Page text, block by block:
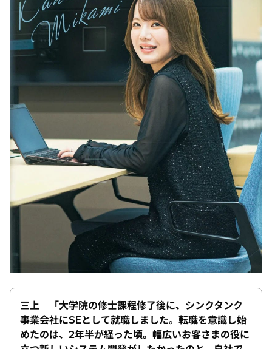
三上 「大学院の修士課程修了後に、シンクタンク
事業会社にSEとして就職しました。転職を意識し始
めたのは、2年半が経った頃。幅広いお客さまの役に